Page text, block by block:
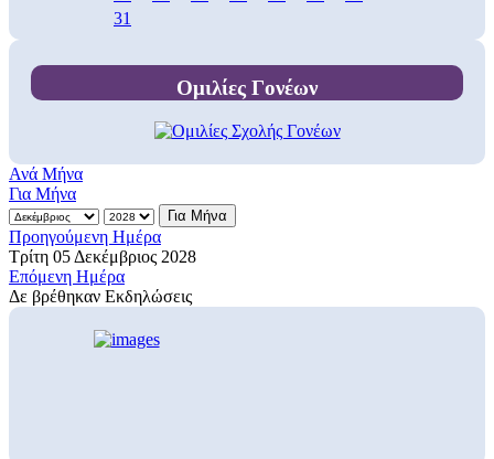
31
Ομιλίες Γονέων
Ανά Μήνα
Για Μήνα
Για Μήνα
Προηγούμενη Ημέρα
Τρίτη 05 Δεκέμβριος 2028
Επόμενη Ημέρα
Δε βρέθηκαν Εκδηλώσεις